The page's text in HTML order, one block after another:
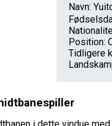
Navn:
Position:
Tidligere